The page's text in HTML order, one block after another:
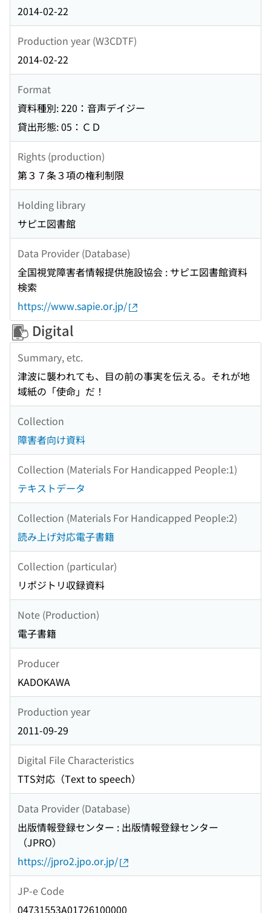
2014-02-22
Production year (W3CDTF)
2014-02-22
Format
資料種別: 220：音声デイジー
貸出形態: 05：ＣＤ
Rights (production)
第３７条３項の権利制限
Holding library
サピエ図書館
Data Provider (Database)
全国視覚障害者情報提供施設協会 : サピエ図書館資料
検索
https://www.sapie.or.jp/
Digital
Summary, etc.
津波に襲われても、目の前の事実を伝える。それが地
域紙の「使命」だ！
Collection
障害者向け資料
Collection (Materials For Handicapped People:1)
テキストデータ
Collection (Materials For Handicapped People:2)
読み上げ対応電子書籍
Collection (particular)
リポジトリ収録資料
Note (Production)
電子書籍
Producer
KADOKAWA
Production year
2011-09-29
Digital File Characteristics
TTS対応（Text to speech）
Data Provider (Database)
出版情報登録センター : 出版情報登録センター
（JPRO）
https://jpro2.jpo.or.jp/
JP-e Code
04731553A01726100000